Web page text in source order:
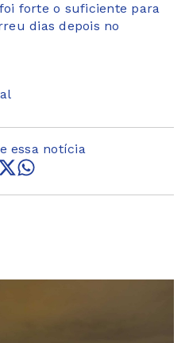
forte o suficiente para
dias depois no
essa notícia